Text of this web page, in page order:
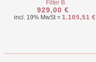
929,00 €
incl. 19% MwSt = 1.105,51 €